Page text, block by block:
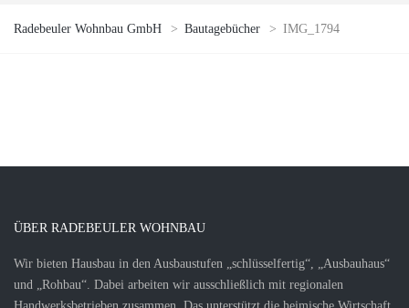
Radebeuler Wohnbau GmbH > Bautagebücher > IMG_1794
ÜBER RADEBEULER WOHNBAU
Wir bieten Hausbau in den Ausbaustufen „schlüsselfertig“, „Ausbauhaus“
und „Rohbau“. Dabei arbeiten wir ausschließlich mit regionalen